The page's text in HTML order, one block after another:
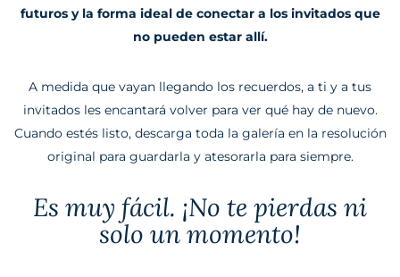
futuros y la forma ideal de conectar a los invitados que
no pueden estar allí.
A medida que vayan llegando los recuerdos, a ti y a tus
invitados les encantará volver para ver qué hay de nuevo.
Cuando estés listo, descarga toda la galería en la resolución
original para guardarla y atesorarla para siempre.
Es muy fácil. ¡No te pierdas ni
solo un momento!